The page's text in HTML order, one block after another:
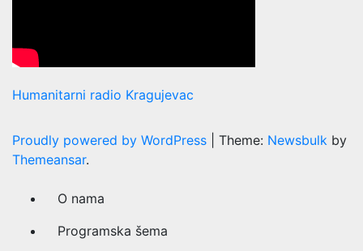
Humanitarni radio Kragujevac
Proudly powered by WordPress Theme: Newsbulk by
Themeansar.
O nama
Programska šema